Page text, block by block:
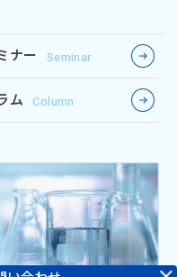
Seminar
ナー
Column
ム